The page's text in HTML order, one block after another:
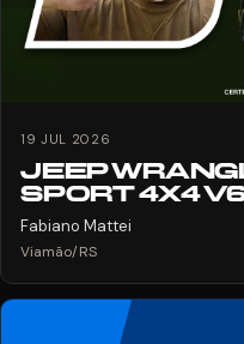
19 JUL 2026
JEEP
SPORT 4X4
Fabiano Mattei
Viamão/RS